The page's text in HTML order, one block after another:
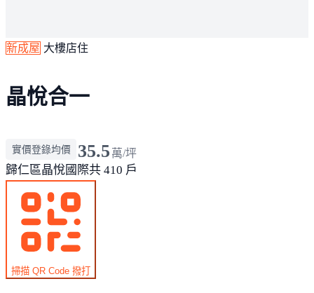
新成屋 大樓店住
晶悅合一
實價登錄均價 35.5 萬/坪
歸仁區晶悅國際共 410 戶
掃描 QR Code 撥打